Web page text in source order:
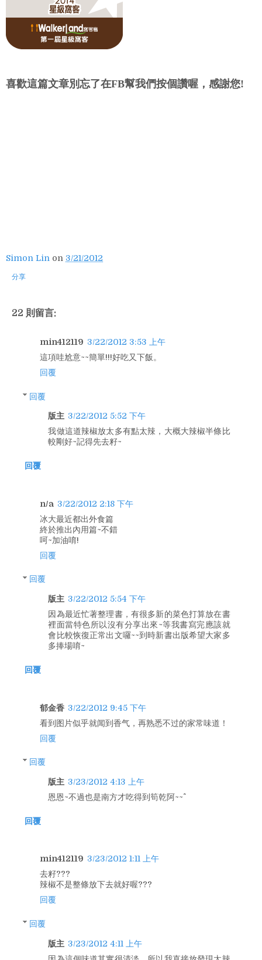
喜歡這篇文章別忘了在FB幫我們按個讚喔，感謝您!
Simon Lin on 3/21/2012
分享
22 則留言:
min412119 3/22/2012 3:53 上午
這項哇尬意~~簡單!!!好吃又下飯。
回覆
回覆
版主 3/22/2012 5:52 下午
我做這道辣椒放太多有點太辣，大概大辣椒半條比
較剛好~記得先去籽~
回覆
n/a 3/22/2012 2:18 下午
冰大最近都出外食篇
終於推出內用篇~不錯
呵~加油唷!
回覆
回覆
版主 3/22/2012 5:54 下午
因為最近忙著整理書，有很多新的菜色打算放在書
裡面當特色所以沒有分享出來~等我書寫完應該就
會比較恢復正常出文囉~~到時新書出版希望大家多
多捧場唷~
回覆
郁金香 3/22/2012 9:45 下午
看到图片似乎就闻到香气，再熟悉不过的家常味道！
回覆
回覆
版主 3/23/2012 4:13 上午
恩恩~不過也是南方才吃得到筍乾阿~~^^
回覆
min412119 3/23/2012 1:11 上午
去籽???
辣椒不是整條放下去就好喔???
回覆
回覆
版主 3/23/2012 4:11 上午